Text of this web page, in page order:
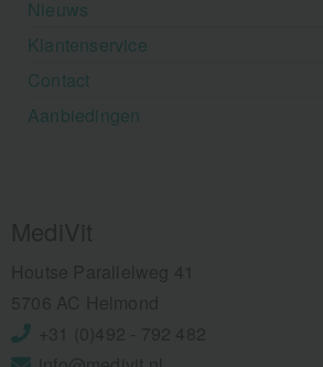
Nieuws
Klantenservice
Contact
Aanbiedingen